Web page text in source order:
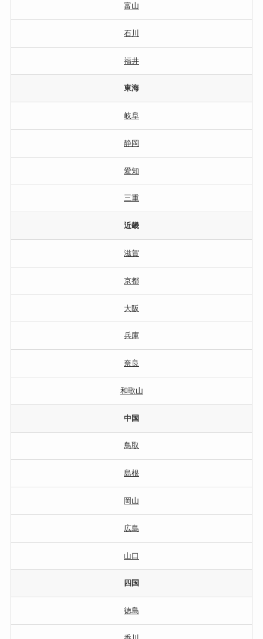
富山
石川
福井
東海
岐阜
静岡
愛知
三重
近畿
滋賀
京都
大阪
兵庫
奈良
和歌山
中国
鳥取
島根
岡山
広島
山口
四国
徳島